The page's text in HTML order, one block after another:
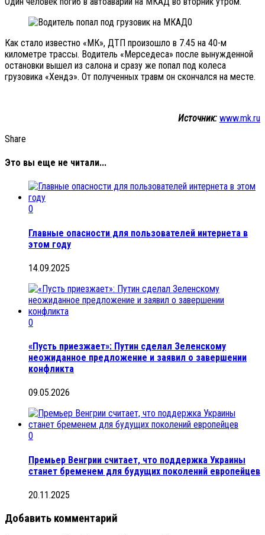
Как стало известно «МК», ДТП произошло в 7.45 на 40-м
километре трассы. Водитель «Мерседеса» после вынужденной
остановки вышел из салона и сразу же попал под колеса
грузовика «Хендэ». От полученных травм он скончался на месте.
Источник: www.mk.ru
Share
Это вы еще не читали...
0
Главные опасности для пользователей интернета в
этом году
14.09.2025
0
«Пусть приезжает»: Путин сделал Зеленскому
неожиданное предложение и заявил о завершении
конфликта
09.05.2026
0
Премьер Венгрии считает, что поддержка Украины
станет бременем для будущих поколений европейцев
20.11.2025
Добавить комментарий